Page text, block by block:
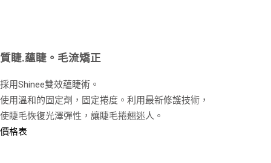
質睫.蘊睫。毛流矯正
採用Shinee雙效蘊睫術。
使用溫和的固定劑，固定捲度。利用最新修護技術，
使睫毛恢復光澤彈性，讓睫毛捲翹迷人。
價格表